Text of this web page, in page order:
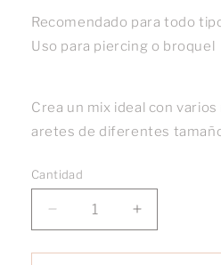
Recomendado para todo
Uso para piercing o broquel
Crea un mix ideal con
aretes de diferentes
Cantidad
Reducir
cantidad
para
Aumentar
cantidad
para